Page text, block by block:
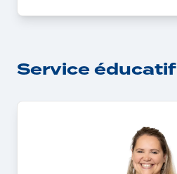
Service éducatif